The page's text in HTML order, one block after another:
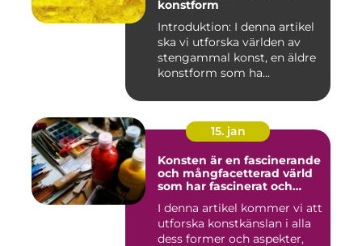
konstform
Introduktion: I denna artikel
ska vi utforska världen av
stengammal konst, en äldre
konstform som ha...
15. jan
Konsten är en fascinerande
och mångfacetterad värld
som har fascinerat och
århundraden
I denna artikel kommer vi att
utforska konstkänslan i alla
dess former och aspekter,